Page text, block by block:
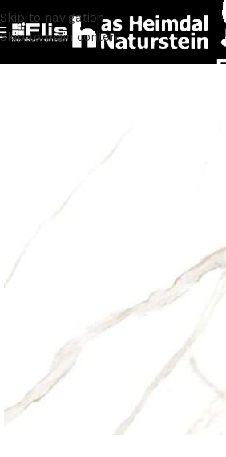
Skip to navigation
Skip to main content